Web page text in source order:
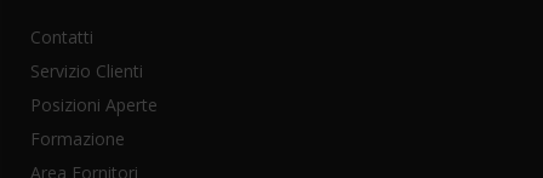
Contatti
Servizio Clienti
Posizioni Aperte
Formazione
Area Fornitori